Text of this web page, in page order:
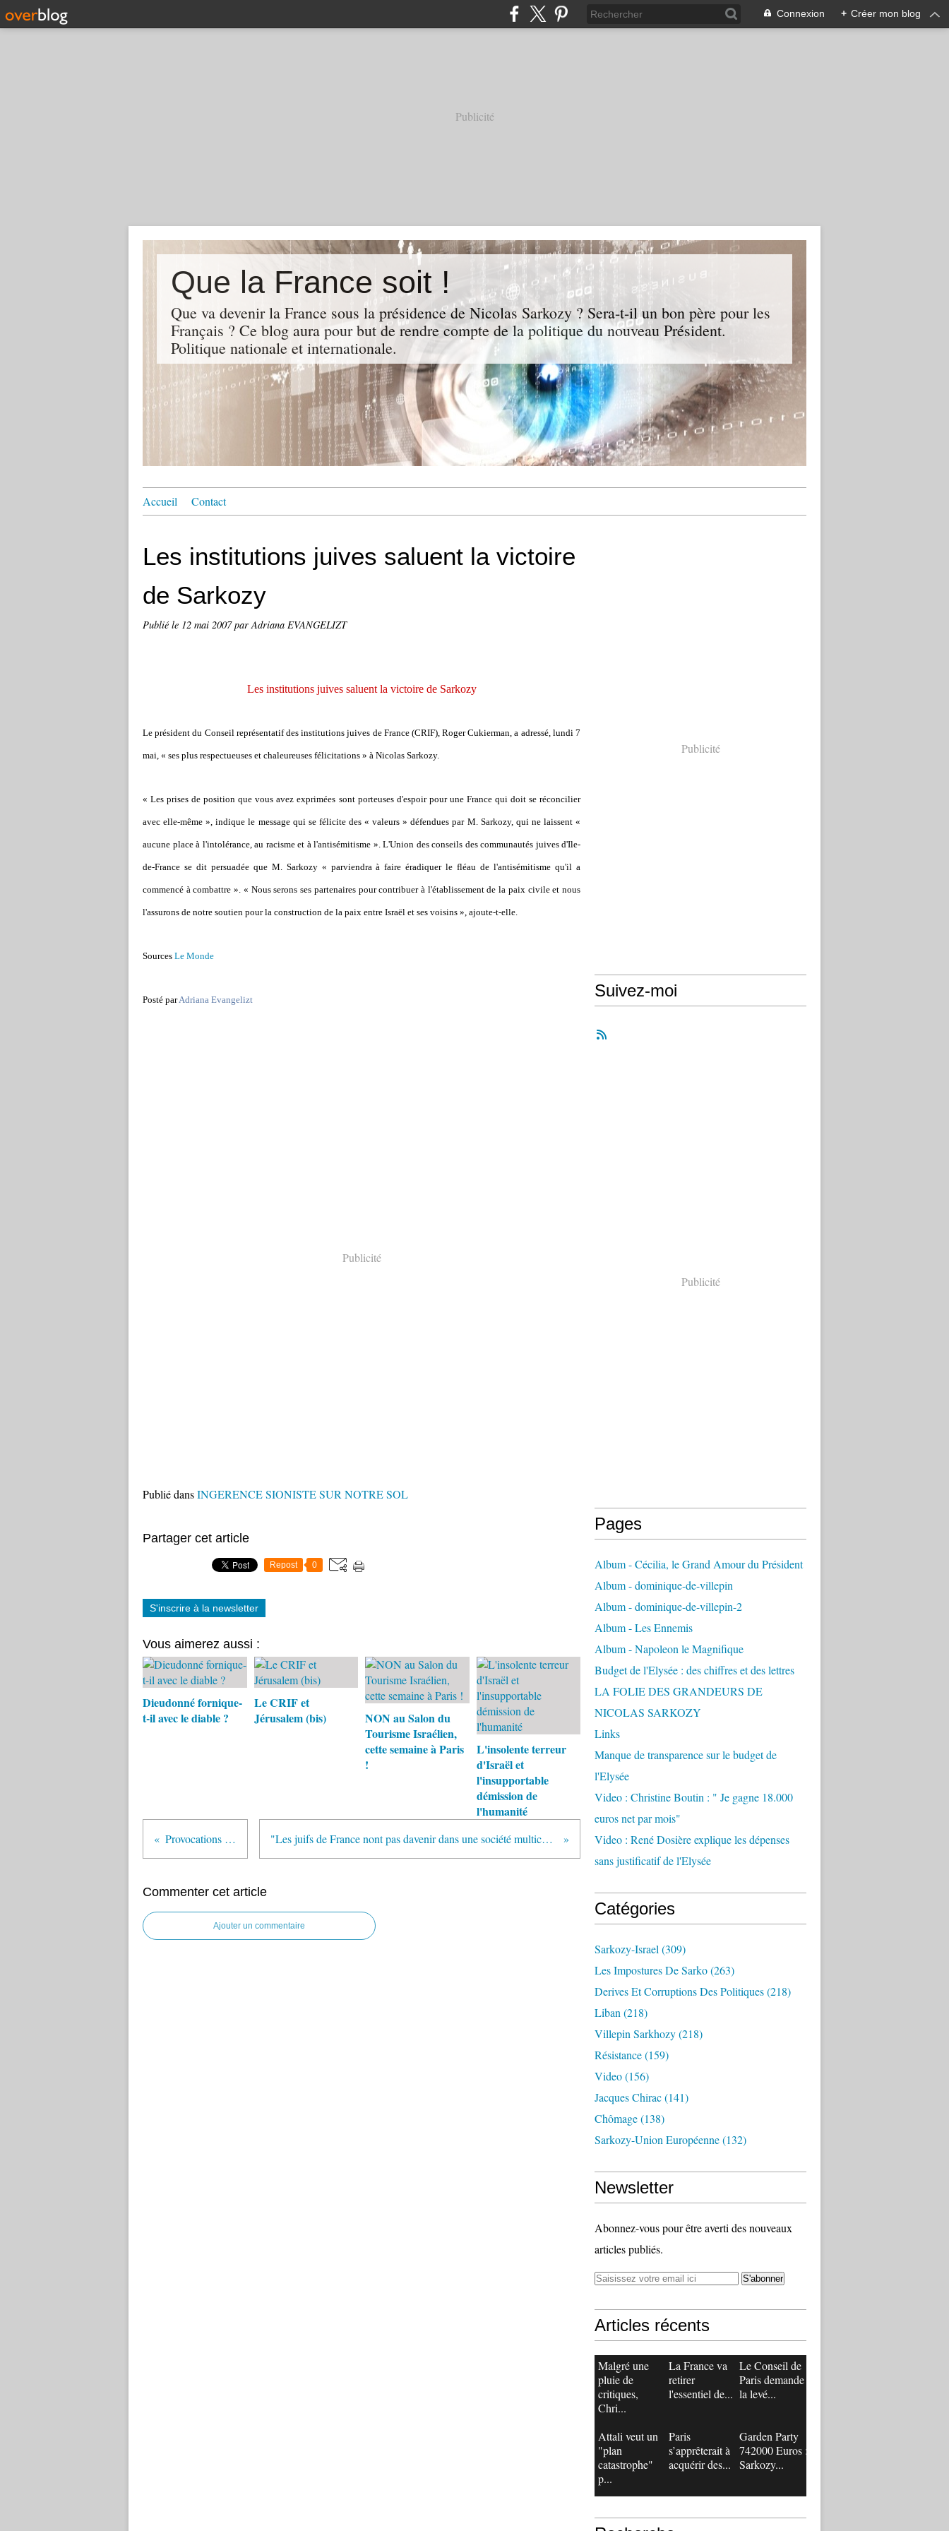
Connexion + Créer mon blog
Publicité
Que la France soit !
Que va devenir la France sous la présidence de Nicolas Sarkozy ? Sera-t-il un bon père pour les
Français ? Ce blog aura pour but de rendre compte de la politique du nouveau Président.
Politique nationale et internationale.
Accueil Contact
Les institutions juives saluent la victoire
de Sarkozy
Publié le 12 mai 2007par Adriana EVANGELIZT
Les institutions juives saluent la victoire de Sarkozy
Le président du Conseil représentatif des institutions juives de France (CRIF), Roger Cukierman, a adressé, lundi 7
mai, « ses plus respectueuses et chaleureuses félicitations » à Nicolas Sarkozy.
« Les prises de position que vous avez exprimées sont porteuses d'espoir pour une France qui doit se réconcilier
avec elle-même », indique le message qui se félicite des « valeurs » défendues par M. Sarkozy, qui ne laissent «
aucune place à l'intolérance, au racisme et à l'antisémitisme ». L'Union des conseils des communautés juives d'Ile-
de-France se dit persuadée que M. Sarkozy « parviendra à faire éradiquer le fléau de l'antisémitisme qu'il a
commencé à combattre ». « Nous serons ses partenaires pour contribuer à l'établissement de la paix civile et nous
l'assurons de notre soutien pour la construction de la paix entre Israël et ses voisins », ajoute-t-elle.
Sources Le Monde
Posté parAdriana Evangelizt
Publicité
Publié dansINGERENCE SIONISTE SUR NOTRE SOL
Partager cet article
Repost 0
S'inscrire à la newsletter
Vous aimerez aussi :
Dieudonné fornique-
t-il avec le diable ?
Le CRIF et
Jérusalem (bis)
NON au Salon du
Tourisme Israélien,
cette semaine à Paris
!
L'insolente terreur
d'Israël et
l'insupportable
démission de
l'humanité
Provocations policières "Les juifs de France nont pas davenir dans une société multiculturelle", selon Finkielkraut
Commenter cet article
Ajouter un commentaire
Publicité
Suivez-moi
Publicité
Pages
Album - Cécilia, le Grand Amour du Président
Album - dominique-de-villepin
Album - dominique-de-villepin-2
Album - Les Ennemis
Album - Napoleon le Magnifique
Budget de l'Elysée : des chiffres et des lettres
LA FOLIE DES GRANDEURS DE
NICOLAS SARKOZY
Links
Manque de transparence sur le budget de
l'Elysée
Video : Christine Boutin : " Je gagne 18.000
euros net par mois"
Video : René Dosière explique les dépenses
sans justificatif de l'Elysée
Catégories
Sarkozy-Israel (309)
Les Impostures De Sarko(263)
Derives Et Corruptions Des Politiques(218)
Liban (218)
Villepin Sarkhozy(218)
Résistance(159)
Video(156)
Jacques Chirac(141)
Chômage(138)
Sarkozy-Union Européenne(132)
Newsletter
Abonnez-vous pour être averti des nouveaux
articles publiés.
Articles récents
Malgré une
pluie de
critiques,
Chri...
La France va
retirer
l'essentiel de...
Le Conseil de
Paris demande
la levé...
Attali veut un
"plan
catastrophe"
p...
Paris
s’apprêterait à
acquérir des...
Garden Party
742000 Euros :
Sarkozy...